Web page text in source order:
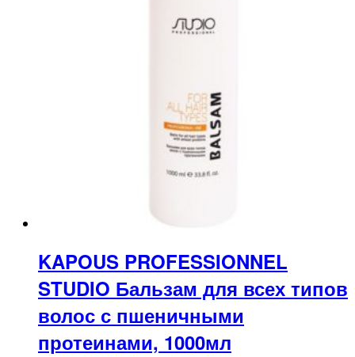
KAPOUS PROFESSIONNEL
STUDIO Бальзам для всех типов
волос с пшеничными
протеинами, 1000мл